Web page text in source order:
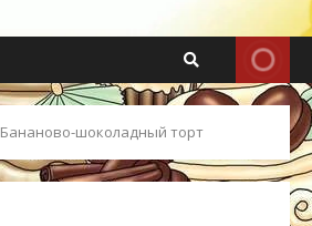
Бананово-шоколадный торт